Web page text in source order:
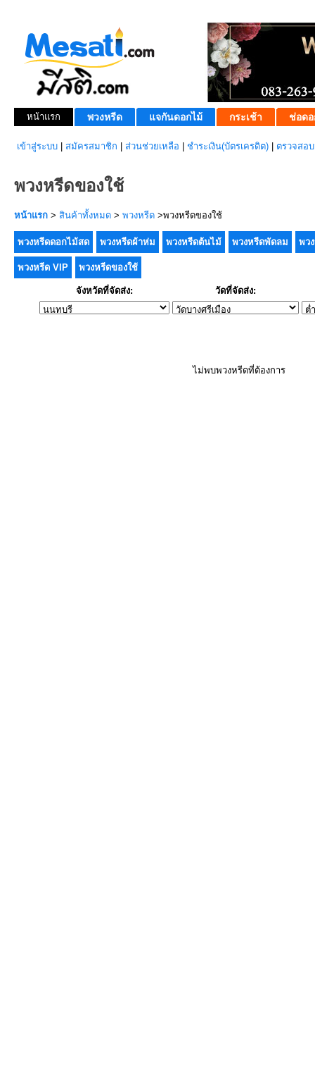
หน้าแรก พวงหรีด แจกันดอกไม้ กระเช้า ช่อดอ
เข้าสู่ระบบ สมัครสมาชิก ส่วนช่วยเหลือ ชำระเงิน(บัตรเครดิต) ตรวจสอ
พวงหรีดของใช้
หน้าแรก > สินค้าทั้งหมด > พวงหรีด >พวงหรีดของใช้
พวงหรีดดอกไม้สด พวงหรีดผ้าห่ม พวงหรีดต้นไม้ พวงหรีดพัดลม พว
พวงหรีด VIP พวงหรีดของใช้
จังหวัดที่จัดส่ง: วัดที่จัดส่ง:
ไม่พบพวงหรีดที่ต้องการ